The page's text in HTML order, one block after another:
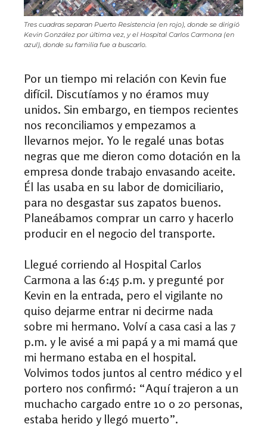
Tres cuadras separan Puerto Resistencia (en rojo), donde se dirigió
Kevin González por última vez, y el Hospital Carlos Carmona (en
azul), donde su familia fue a buscarlo.
Por un tiempo mi relación con Kevin fue
difícil. Discutíamos y no éramos muy
unidos. Sin embargo, en tiempos recientes
nos reconciliamos y empezamos a
llevarnos mejor. Yo le regalé unas botas
negras que me dieron como dotación en la
empresa donde trabajo envasando aceite.
Él las usaba en su labor de domiciliario,
para no desgastar sus zapatos buenos.
Planeábamos comprar un carro y hacerlo
producir en el negocio del transporte.
Llegué corriendo al Hospital Carlos
Carmona a las 6:45 p.m. y pregunté por
Kevin en la entrada, pero el vigilante no
quiso dejarme entrar ni decirme nada
sobre mi hermano. Volví a casa casi a las 7
p.m. y le avisé a mi papá y a mi mamá que
mi hermano estaba en el hospital.
Volvimos todos juntos al centro médico y el
portero nos confirmó: “Aquí trajeron a un
muchacho cargado entre 10 o 20 personas,
estaba herido y llegó muerto”.